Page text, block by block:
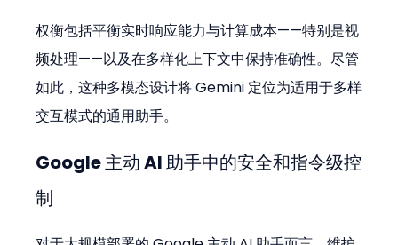
权衡包括平衡实时响应能力与计算成本——特别是视
频处理——以及在多样化上下文中保持准确性。尽管
如此，这种多模态设计将 Gemini 定位为适用于多样
交互模式的通用助手。
Google 主动 AI 助手中的安全和指令级控
制